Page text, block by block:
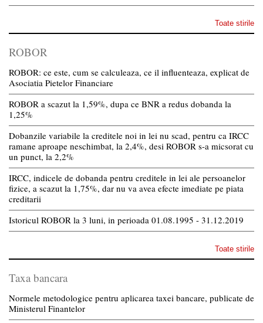
Toate stirile
ROBOR
ROBOR: ce este, cum se calculeaza, ce il influenteaza, explicat de
Asociatia Pietelor Financiare
ROBOR a scazut la 1,59%, dupa ce BNR a redus dobanda la
1,25%
Dobanzile variabile la creditele noi in lei nu scad, pentru ca IRCC
ramane aproape neschimbat, la 2,4%, desi ROBOR s-a micsorat cu
un punct, la 2,2%
IRCC, indicele de dobanda pentru creditele in lei ale persoanelor
fizice, a scazut la 1,75%, dar nu va avea efecte imediate pe piata
creditarii
Istoricul ROBOR la 3 luni, in perioada 01.08.1995 - 31.12.2019
Toate stirile
Taxa bancara
Normele metodologice pentru aplicarea taxei bancare, publicate de
Ministerul Finantelor